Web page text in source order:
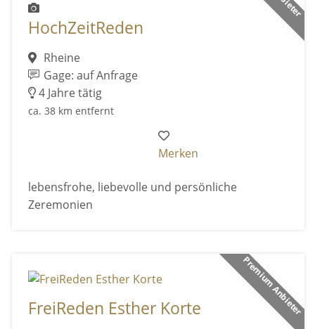
HochZeitReden
Rheine
Gage: auf Anfrage
4 Jahre tätig
ca. 38 km entfernt
Merken
lebensfrohe, liebevolle und persönliche
Zeremonien
Premium Anbieter
FreiReden Esther Korte